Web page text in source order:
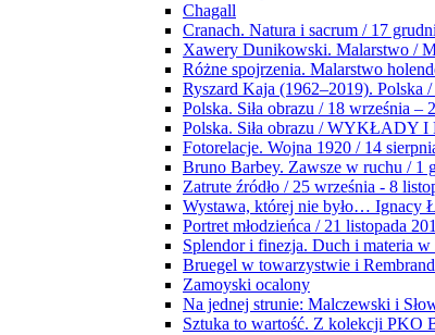
Chagall
Cranach. Natura i sacrum / 17
Xawery Dunikowski. Malarstwo /
Różne spojrzenia. Malarstwo
Ryszard Kaja (1962–2019). Polska
Polska. Siła obrazu / 18 września –
Polska. Siła obrazu / WYKŁADY
Fotorelacje. Wojna 1920 / 14
Bruno Barbey. Zawsze w ruchu / 1
Zatrute źródło / 25 września - 8
Wystawa, której nie było… Ignacy
Portret młodzieńca / 21 listopada
Splendor i finezja. Duch i materia w
Bruegel w towarzystwie i
Zamoyski ocalony
Na jednej strunie: Malczewski i
Sztuka to wartość. Z kolekcji PKO